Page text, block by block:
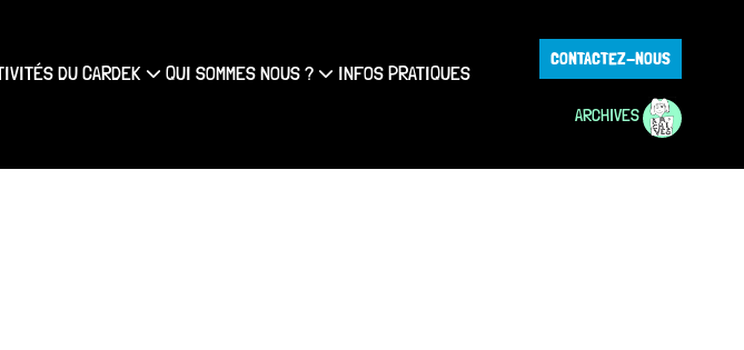
DU CARDEK QUI SOMMES NOUS ? INFOS PRATIQUES
CONTACTEZ-NOUS
ARCHIVES